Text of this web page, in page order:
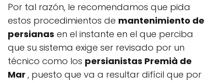
Por tal razón, le recomendamos que pida
estos procedimientos de mantenimiento de
persianas en el instante en el que perciba
que su sistema exige ser revisado por un
técnico como los persianistas Premià de
Mar , puesto que va a resultar difícil que por